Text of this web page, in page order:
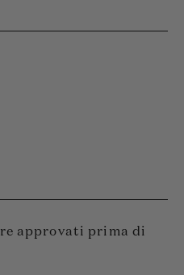
approvati prima di